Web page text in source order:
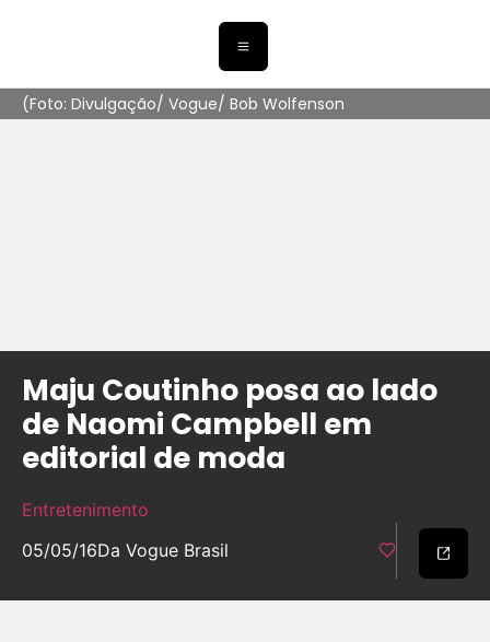
(Foto: Divulgação/ Vogue/ Bob Wolfenson
Maju Coutinho posa ao lado
de Naomi Campbell em
editorial de moda
Entretenimento
05/05/16Da Vogue Brasil